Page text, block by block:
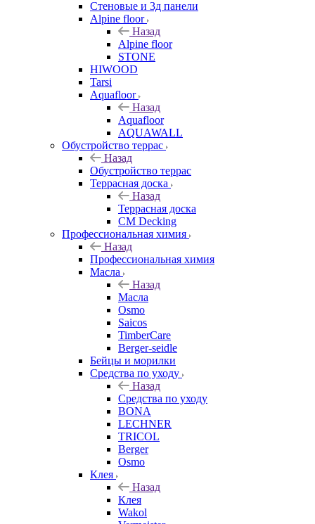
Стеновые и 3д панели
Alpine floor
Назад
Alpine floor
STONE
HIWOOD
Tarsi
Aquafloor
Назад
Aquafloor
AQUAWALL
Обустройство террас
Назад
Обустройство террас
Террасная доска
Назад
Террасная доска
CM Decking
Профессиональная химия
Назад
Профессиональная химия
Масла
Назад
Масла
Osmo
Saicos
TimberCare
Berger-seidle
Бейцы и морилки
Средства по уходу
Назад
Средства по уходу
BONA
LECHNER
TRICOL
Berger
Osmo
Клея
Назад
Клея
Wakol